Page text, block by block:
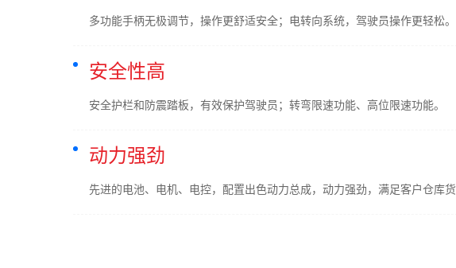
多功能手柄无极调节，操作更舒适安全；电转向系统，驾驶员操作更轻松。
安全性高
安全护栏和防震踏板，有效保护驾驶员；转弯限速功能、高位限速功能。
动力强劲
先进的电池、电机、电控，配置出色动力总成，动力强劲，满足客户仓库